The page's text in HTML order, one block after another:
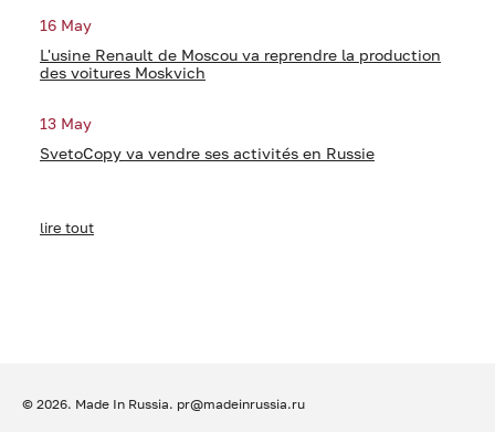
16 May
L'usine Renault de Moscou va reprendre la production
des voitures Moskvich
13 May
SvetoCopy va vendre ses activités en Russie
lire tout
© 2026. Made In Russia. pr@madeinrussia.ru